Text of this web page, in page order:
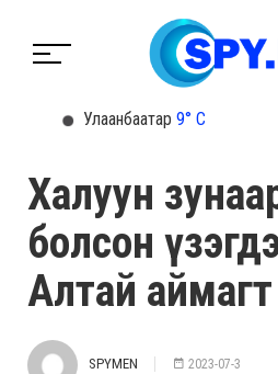
Улаанбаатар 9° C
Халуун зунаар
болсон
Алтай
SPYMEN 2023-07-3